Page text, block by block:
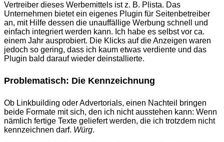
Vertreiber dieses Werbemittels ist z. B. Plista. Das
Unternehmen bietet ein eigenes Plugin für Seitenbetreiber
an, mit Hilfe dessen die unauffällige Werbung schnell und
einfach integriert werden kann. Ich habe es selbst vor ca.
einem Jahr ausprobiert. Die Klicks auf die Anzeigen waren
jedoch so gering, dass ich kaum etwas verdiente und das
Plugin bald darauf wieder deinstallierte.
Problematisch: Die Kennzeichnung
Ob Linkbuilding oder Advertorials, einen Nachteil bringen
beide Formate mit sich, den ich nicht ausstehen kann: Wenn
nämlich fertige Texte geliefert werden, die ich trotzdem nicht
kennzeichnen darf. Würg.